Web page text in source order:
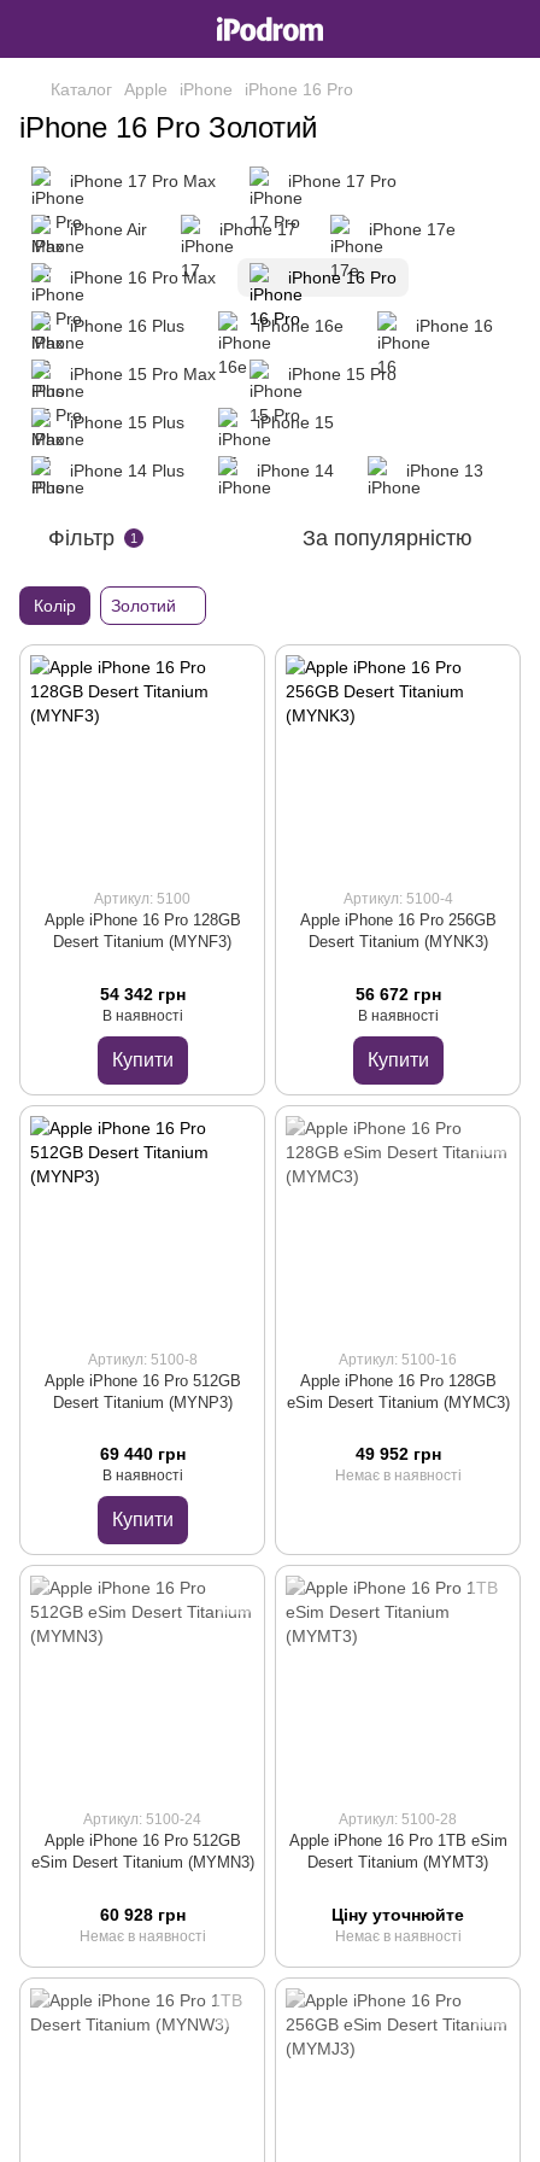
Каталог Apple iPhone iPhone 16 Pro
iPhone 16 Pro Золотий
iPhone 17 Pro Max iPhone 17 Pro
iPhone Air iPhone 17 iPhone 17e
iPhone 16 Pro Max iPhone 16 Pro
iPhone 16 Plus iPhone 16e iPhone 16
iPhone 15 Pro Max iPhone 15 Pro
iPhone 15 Plus iPhone 15
iPhone 14 Plus iPhone 14 iPhone 13
Фільтр 1 За популярністю
Колір Золотий
Артикул: 5100
Apple iPhone 16 Pro 128GB
Desert Titanium (MYNF3)
54 342 грн
В наявності
Купити
Артикул: 5100-4
Apple iPhone 16 Pro 256GB
Desert Titanium (MYNK3)
56 672 грн
В наявності
Купити
Артикул: 5100-8
Apple iPhone 16 Pro 512GB
Desert Titanium (MYNP3)
69 440 грн
В наявності
Купити
Артикул: 5100-16
Apple iPhone 16 Pro 128GB
eSim Desert Titanium (MYMC3)
49 952 грн
Немає в наявності
Артикул: 5100-24
Apple iPhone 16 Pro 512GB
eSim Desert Titanium (MYMN3)
60 928 грн
Немає в наявності
Артикул: 5100-28
Apple iPhone 16 Pro 1TB eSim
Desert Titanium (MYMT3)
Ціну уточнюйте
Немає в наявності